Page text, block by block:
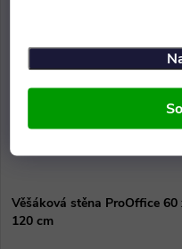
Věšáková stěna ProOffice 60
120 cm